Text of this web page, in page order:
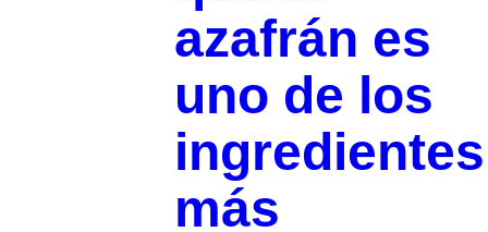
azafrán es
uno de los
ingredientes
más